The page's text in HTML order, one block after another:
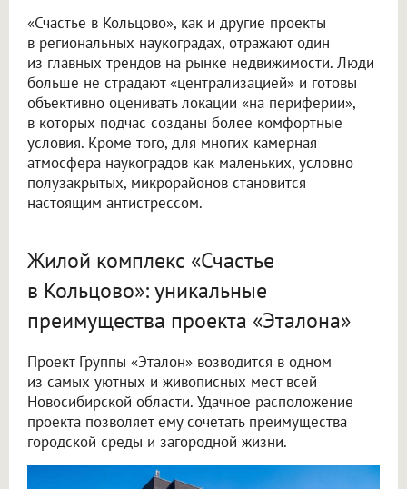
«Счастье в Кольцово», как и другие проекты
в региональных наукоградах, отражают один
из главных трендов на рынке недвижимости. Люди
больше не страдают «централизацией» и готовы
объективно оценивать локации «на периферии»,
в которых подчас созданы более комфортные
условия. Кроме того, для многих камерная
атмосфера наукоградов как маленьких, условно
полузакрытых, микрорайонов становится
настоящим антистрессом.
Жилой комплекс «Счастье
в Кольцово»: уникальные
преимущества проекта «Эталона»
Проект Группы «Эталон» возводится в одном
из самых уютных и живописных мест всей
Новосибирской области. Удачное расположение
проекта позволяет ему сочетать преимущества
городской среды и загородной жизни.